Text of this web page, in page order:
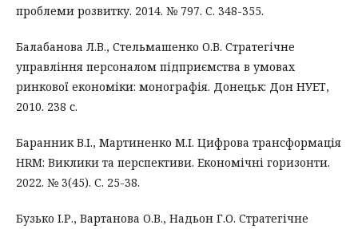
проблеми розвитку. 2014. № 797. С. 348-355.
Балабанова Л.В., Стельмашенко О.В. Стратегічне
управління персоналом підприємства в умовах
ринкової економіки: монографія. Донецьк: Дон НУЕТ,
2010. 238 с.
Баранник В.І., Мартиненко М.І. Цифрова трансформація
HRM: Виклики та перспективи. Економічні горизонти.
2022. № 3(45). С. 25-38.
Бузько І.Р., Вартанова О.В., Надьон Г.О. Стратегічне